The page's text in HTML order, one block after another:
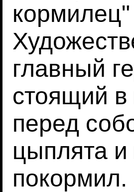
главный
стоящий
перед
цыплята и
покормил.